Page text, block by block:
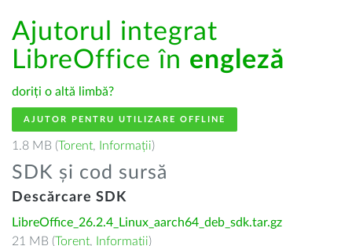
Ajutorul integrat
LibreOffice în engleză
doriți o altă limbă?
AJUTOR PENTRU UTILIZARE OFFLINE
1.8 MB (Torent, Informații)
SDK și cod sursă
Descărcare SDK
LibreOffice_26.2.4_Linux_aarch64_deb_sdk.tar.gz
21 MB (Torent, Informații)